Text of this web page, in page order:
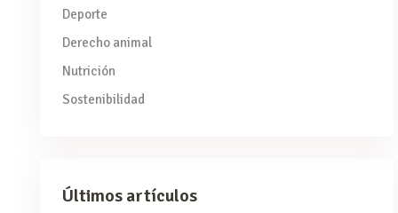
Deporte
Derecho animal
Nutrición
Sostenibilidad
Últimos artículos